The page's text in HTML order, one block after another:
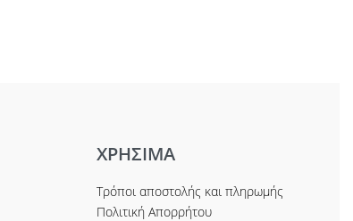
ΧΡΗΣΙΜΑ
Τρόποι αποστολής και πληρωμής
Πολιτική Απορρήτου